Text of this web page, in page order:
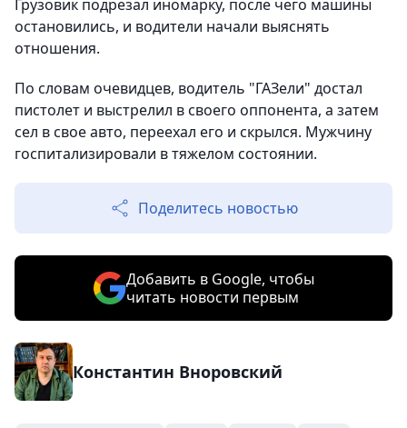
Грузовик подрезал иномарку, после чего машины
остановились, и водители начали выяснять
отношения.
По словам очевидцев, водитель "ГАЗели" достал
пистолет и выстрелил в своего оппонента, а затем
сел в свое авто, переехал его и скрылся. Мужчину
госпитализировали в тяжелом состоянии.
Поделитесь новостью
Добавить в Google, чтобы
читать новости первым
Константин Вноровский